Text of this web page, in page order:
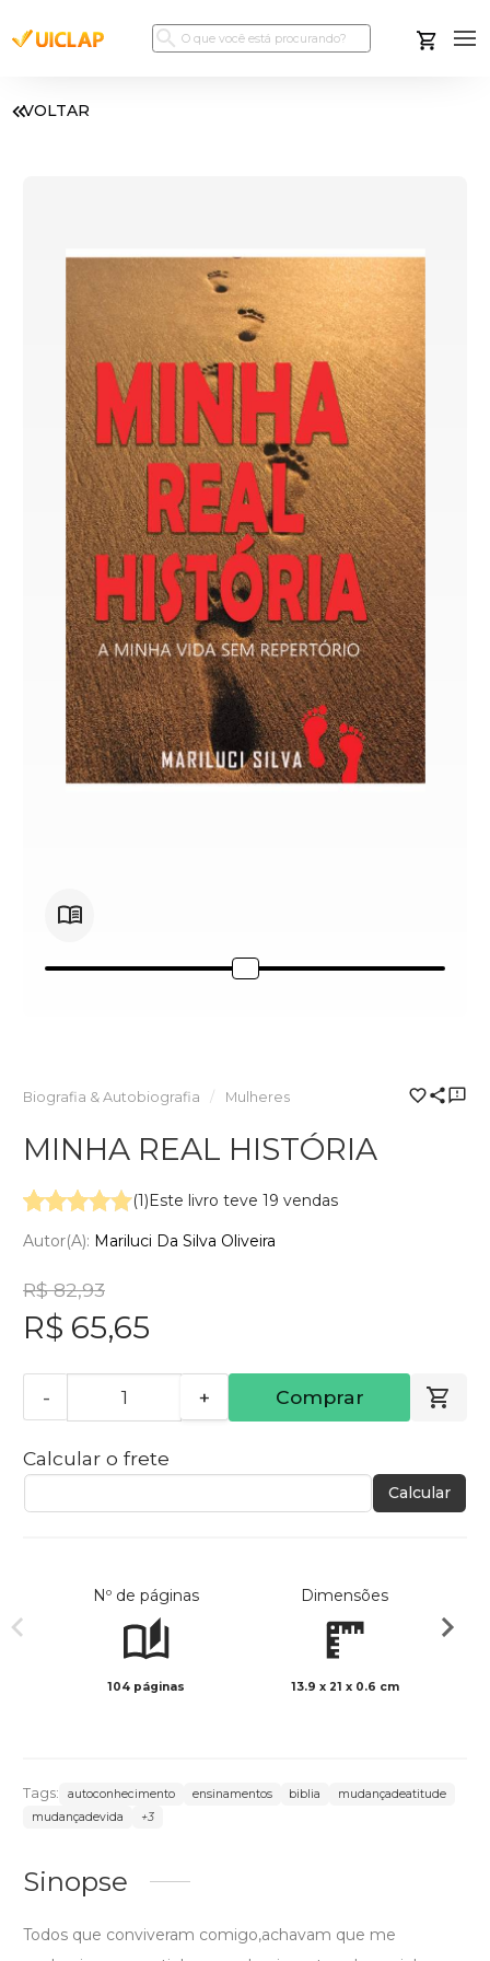
VOLTAR
Biografia & Autobiografia Mulheres
MINHA REAL HISTÓRIA
(1) Este livro teve 19 vendas
Autor(a): Mariluci Da Silva Oliveira
R$ 82,93
R$ 65,65
- + Comprar
Calcular o frete
Calcular
Nº de páginas
104 páginas
Dimensões
13.9 x 21 x 0.6 cm
Tags: autoconhecimento ensinamentos biblia
mudançadeatitude
mudançadevida
+3
Sinopse
Todos que conviveram comigo,achavam que me